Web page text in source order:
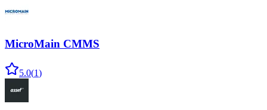
MicroMain CMMS
5.0(1)